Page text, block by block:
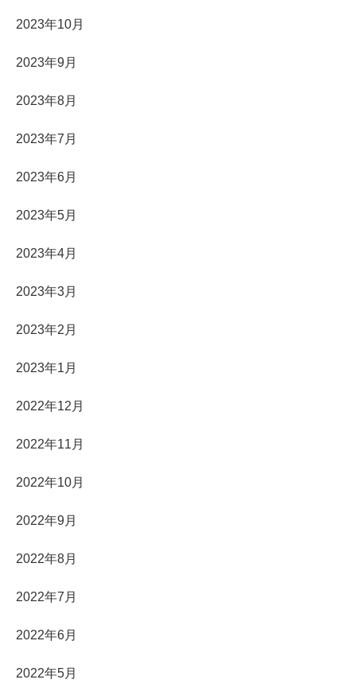
2023年10月
2023年9月
2023年8月
2023年7月
2023年6月
2023年5月
2023年4月
2023年3月
2023年2月
2023年1月
2022年12月
2022年11月
2022年10月
2022年9月
2022年8月
2022年7月
2022年6月
2022年5月